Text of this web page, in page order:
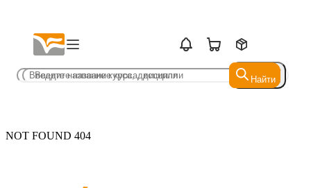
Найти
Найти
NOT FOUND 404